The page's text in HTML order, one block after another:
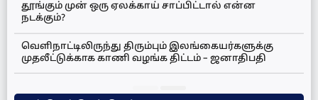
தூங்கும் முன் ஒரு ஏலக்காய் சாப்பிட்டால் என்ன
நடக்கும்?
வெளிநாட்டிலிருந்து திரும்பும் இலங்கையர்களுக்கு
முதலீட்டுக்காக காணி வழங்க திட்டம் – ஜனாதிபதி